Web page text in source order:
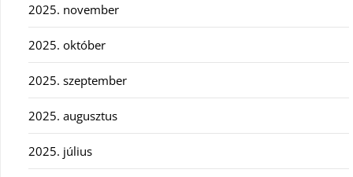
2025. november
2025. október
2025. szeptember
2025. augusztus
2025. július